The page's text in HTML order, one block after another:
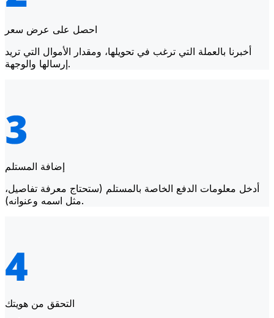
احصل على عرض سعر
أخبرنا بالعملة التي ترغب في تحويلها، ومقدار الأموال التي تريد
إرسالها والوجهة.
إضافة المستلم
أدخل معلومات الدفع الخاصة بالمستلم (ستحتاج معرفة تفاصيل،
مثل اسمه وعنوانه).
التحقق من هويتك